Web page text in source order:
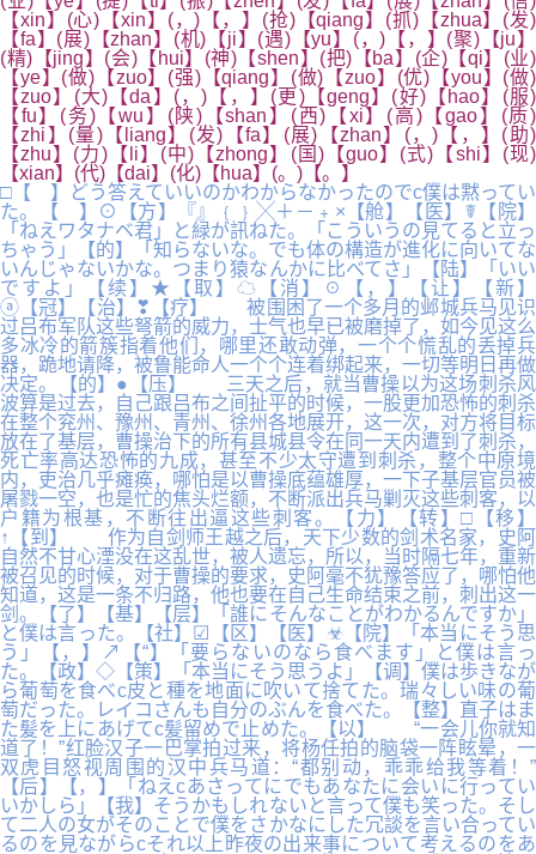
【xin】(心)【xin】(，)【，】(抢)【qiang】(抓)【zhua】(发)
【fa】(展)【zhan】(机)【ji】(遇)【yu】(，)【，】(聚)【ju】
(精)【jing】(会)【hui】(神)【shen】(把)【ba】(企)【qi】(业)
【ye】(做)【zuo】(强)【qiang】(做)【zuo】(优)【you】(做)
【zuo】(大)【da】(，)【，】(更)【geng】(好)【hao】(服)
【fu】(务)【wu】(陕)【shan】(西)【xi】(高)【gao】(质)
【zhi】(量)【liang】(发)【fa】(展)【zhan】(，)【，】(助)
【zhu】(力)【li】(中)【zhong】(国)【guo】(式)【shi】(现)
【xian】(代)【dai】(化)【hua】(。)【。】
□【 】どう答えていいのかわからなかったのでc僕は黙ってい
た。【 】⊙【方】『』﹛﹜╳＋－﹢×【舱】【医】☤【院】
「ねえワタナベ君」と緑が訊ねた。「こういうの見てると立っ
ちゃう」【的】「知らないな。でも体の構造が進化に向いてな
いんじゃないかな。つまり猿なんかに比べてさ」【陆】「いい
ですよ」【续】★【取】☁【消】☉【，】【让】【新】
ⓐ【冠】【治】❣【疗】 被围困了一个多月的邺城兵马见识
过吕布军队这些弩箭的威力，士气也早已被磨掉了，如今见这么
多冰冷的箭簇指着他们，哪里还敢动弹，一个个慌乱的丢掉兵
器，跪地请降，被鲁能命人一个个连着绑起来，一切等明日再做
决定。【的】●【压】 三天之后，就当曹操以为这场刺杀风
波算是过去，自己跟吕布之间扯平的时候，一股更加恐怖的刺杀
在整个兖州、豫州、青州、徐州各地展开，这一次，对方将目标
放在了基层，曹操治下的所有县城县令在同一天内遭到了刺杀，
死亡率高达恐怖的九成，甚至不少太守遭到刺杀，整个中原境
内，吏治几乎瘫痪，哪怕是以曹操底蕴雄厚，一下子基层官员被
屠戮一空，也是忙的焦头烂额，不断派出兵马剿灭这些刺客，以
户籍为根基，不断往出逼这些刺客。【力】【转】□【移】
↑【到】 作为自剑师王越之后，天下少数的剑术名家，史阿
自然不甘心湮没在这乱世，被人遗忘，所以，当时隔七年，重新
被召见的时候，对于曹操的要求，史阿毫不犹豫答应了，哪怕他
知道，这是一条不归路，他也要在自己生命结束之前，刺出这一
剑。【了】【基】【层】「誰にそんなことがわかるんですか」
と僕は言った。【社】☑【区】【医】☣【院】「本当にそう思
う」【，】↗【“】「要らないのなら食べます」と僕は言っ
た。【政】◇【策】「本当にそう思うよ」【调】僕は歩きなが
ら葡萄を食べc皮と種を地面に吹いて捨てた。瑞々しい味の葡
萄だった。レイコさんも自分のぶんを食べた。【整】直子はま
た髪を上にあげてc髪留めで止めた。【以】 “一会儿你就知
道了！”红脸汉子一巴掌拍过来，将杨任拍的脑袋一阵眩晕，一
双虎目怒视周围的汉中兵马道：“都别动，乖乖给我等着！”
【后】【，】「ねえcあさってにでもあなたに会いに行ってい
いかしら」【我】そうかもしれないと言って僕も笑った。そし
て二人の女がそのことで僕をさかなにした冗談を言い合ってい
るのを見ながらcそれ以上昨夜の出来事について考えるのをあ